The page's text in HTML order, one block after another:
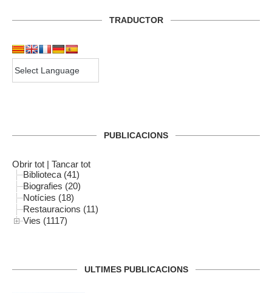
TRADUCTOR
PUBLICACIONS
Obrir tot | Tancar tot
Biblioteca (41)
Biografies (20)
Notícies (18)
Restauracions (11)
Vies (1117)
ULTIMES PUBLICACIONS